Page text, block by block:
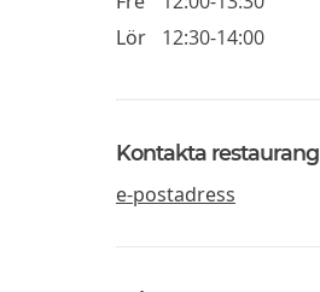
Lör
12:30-14:00
Kontakta restaurang
e-postadress